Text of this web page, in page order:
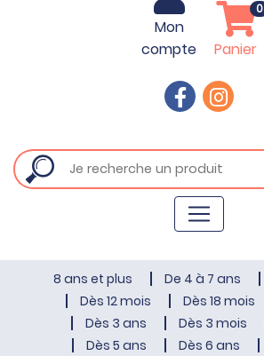
Mon
compte
Panier
0
8 ans et plus De 4 à 7 ans
Dès 12 mois
Dès 18 mois
Dès 3 ans
Dès 3 mois
Dès 5 ans
Dès 6 ans